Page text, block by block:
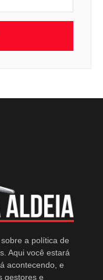
a política de
Aqui você estará
acontecendo, e
gestores e